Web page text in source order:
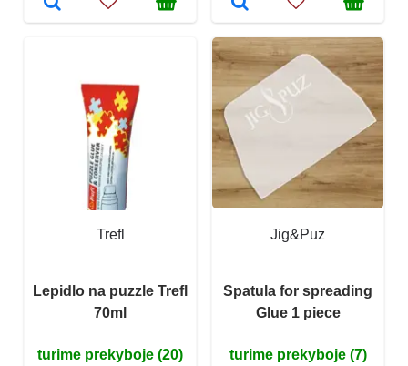
Trefl
Lepidlo na puzzle Trefl
70ml
turime prekyboje (20)
Jig&Puz
Spatula for spreading
Glue 1 piece
turime prekyboje (7)